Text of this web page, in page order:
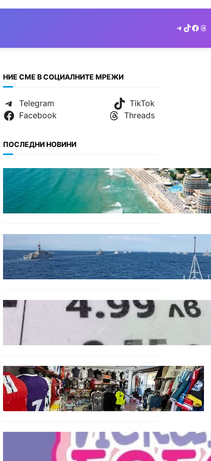
Telegram
TikTok
НИЕ СМЕ В СОЦИАЛНИТЕ МРЕЖИ
Telegram
TikTok
Facebook
Threads
ПОСЛЕДНИ НОВИНИ
ИКОНОМИКА
Интерактивна карта
показва всички водни бази
по Черноморието
Нов минен ловец за
българския флот пристига
до края на годината
БЪЛГАРИЯ
Левът изчезва от
само в евро
БЪЛГАРИЯ
Иззеха фалшиви стоки за
близо 650 000 евро при
акция във Варна и „Златни
пясъци“
Инвитро подкрепата под
въпрос? „Искам бебе“ се